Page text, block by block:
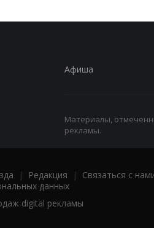
Афиша
Материалы,
рекламы.
| Редакция | Связаться с
данных
digital рекламы